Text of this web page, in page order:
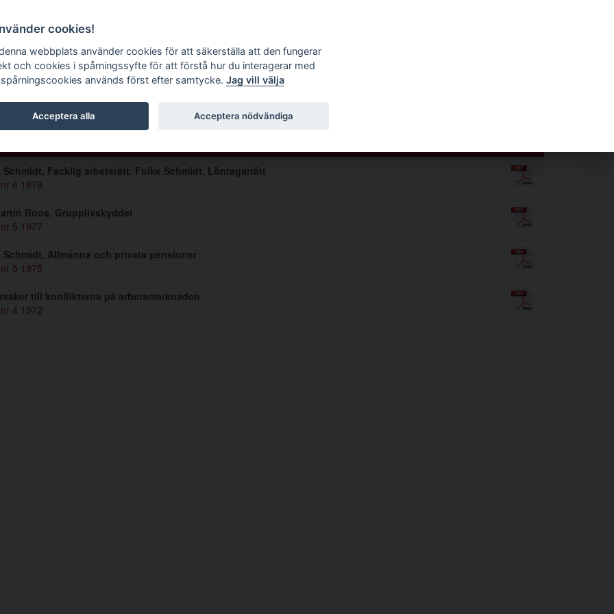
tidskrift
Larsson
Schmidt, Facklig arbetsrätt. Folke Schmidt, Löntagarrätt
6 1979
Roos, Grupplivskyddet
5 1977
Schmidt, Allmänna och privata pensioner
5 1975
till konflikterna på arbetsmarknaden
4 1972
cookies!
webbplats använder cookies för att säkerställa att den fungerar
och cookies i spårningssyfte för att förstå hur du interagerar med
används först efter samtycke. Jag vill välja
Acceptera alla Acceptera nödvändiga